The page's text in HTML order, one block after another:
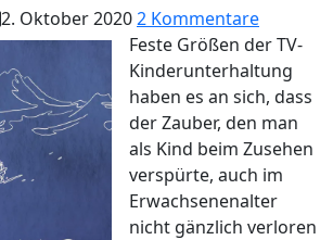
2. Oktober 20202 Kommentare
Feste Größen der TV-
Kinderunterhaltung
haben es an sich, dass
der Zauber, den man
als Kind beim Zusehen
verspürte, auch im
Erwachsenenalter
nicht gänzlich verloren